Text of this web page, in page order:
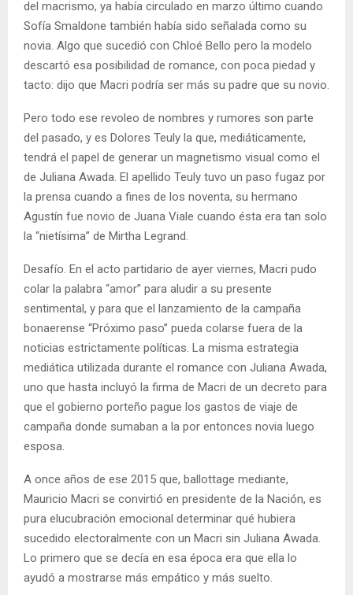
del macrismo, ya había circulado en marzo último cuando
Sofía Smaldone también había sido señalada como su
novia. Algo que sucedió con Chloé Bello pero la modelo
descartó esa posibilidad de romance, con poca piedad y
tacto: dijo que Macri podría ser más su padre que su novio.
Pero todo ese revoleo de nombres y rumores son parte
del pasado, y es Dolores Teuly la que, mediáticamente,
tendrá el papel de generar un magnetismo visual como el
de Juliana Awada. El apellido Teuly tuvo un paso fugaz por
la prensa cuando a fines de los noventa, su hermano
Agustín fue novio de Juana Viale cuando ésta era tan solo
la “nietísima” de Mirtha Legrand.
Desafío. En el acto partidario de ayer viernes, Macri pudo
colar la palabra “amor” para aludir a su presente
sentimental, y para que el lanzamiento de la campaña
bonaerense “Próximo paso” pueda colarse fuera de la
noticias estrictamente políticas. La misma estrategia
mediática utilizada durante el romance con Juliana Awada,
uno que hasta incluyó la firma de Macri de un decreto para
que el gobierno porteño pague los gastos de viaje de
campaña donde sumaban a la por entonces novia luego
esposa.
A once años de ese 2015 que, ballottage mediante,
Mauricio Macri se convirtió en presidente de la Nación, es
pura elucubración emocional determinar qué hubiera
sucedido electoralmente con un Macri sin Juliana Awada.
Lo primero que se decía en esa época era que ella lo
ayudó a mostrarse más empático y más suelto.